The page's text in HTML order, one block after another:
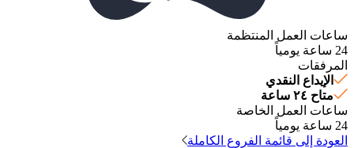
ساعات العمل المنتظمة
24 ساعة يومياً
المرفقات
الإيداع النقدي
متاح ٢٤ ساعة
ساعات العمل الخاصة
24 ساعة يومياً
العودة إلى قائمة الفروع الكاملة